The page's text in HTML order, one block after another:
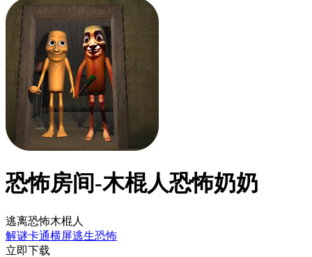
恐怖房间-木棍人恐怖奶奶
逃离恐怖木棍人
解谜卡通横屏逃生恐怖
立即下载